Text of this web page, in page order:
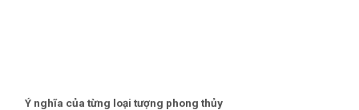
Ý nghĩa của từng loại tượng phong thủy